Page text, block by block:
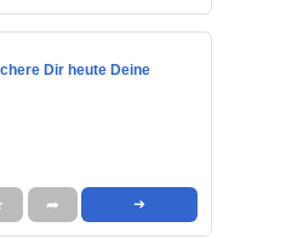
Dir heute Deine
➦ ➜